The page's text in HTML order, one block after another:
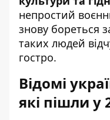
непростий
знову бореться
таких людей
гостро.
Відомі
які пішли у